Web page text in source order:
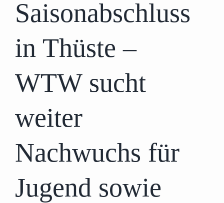
Saisonabschluss
in Thüste –
WTW sucht
weiter
Nachwuchs für
Jugend sowie